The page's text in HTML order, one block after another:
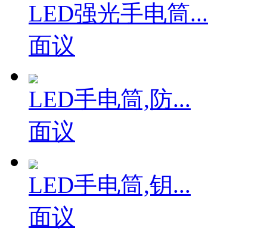
LED强光手电筒...
面议
LED手电筒,防...
面议
LED手电筒,钥...
面议